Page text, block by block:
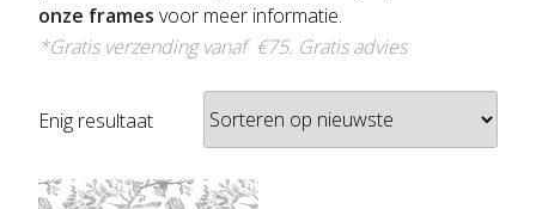
onze frames voor meer informatie.
*Gratis verzending vanaf €75. Gratis advies
Enig resultaat